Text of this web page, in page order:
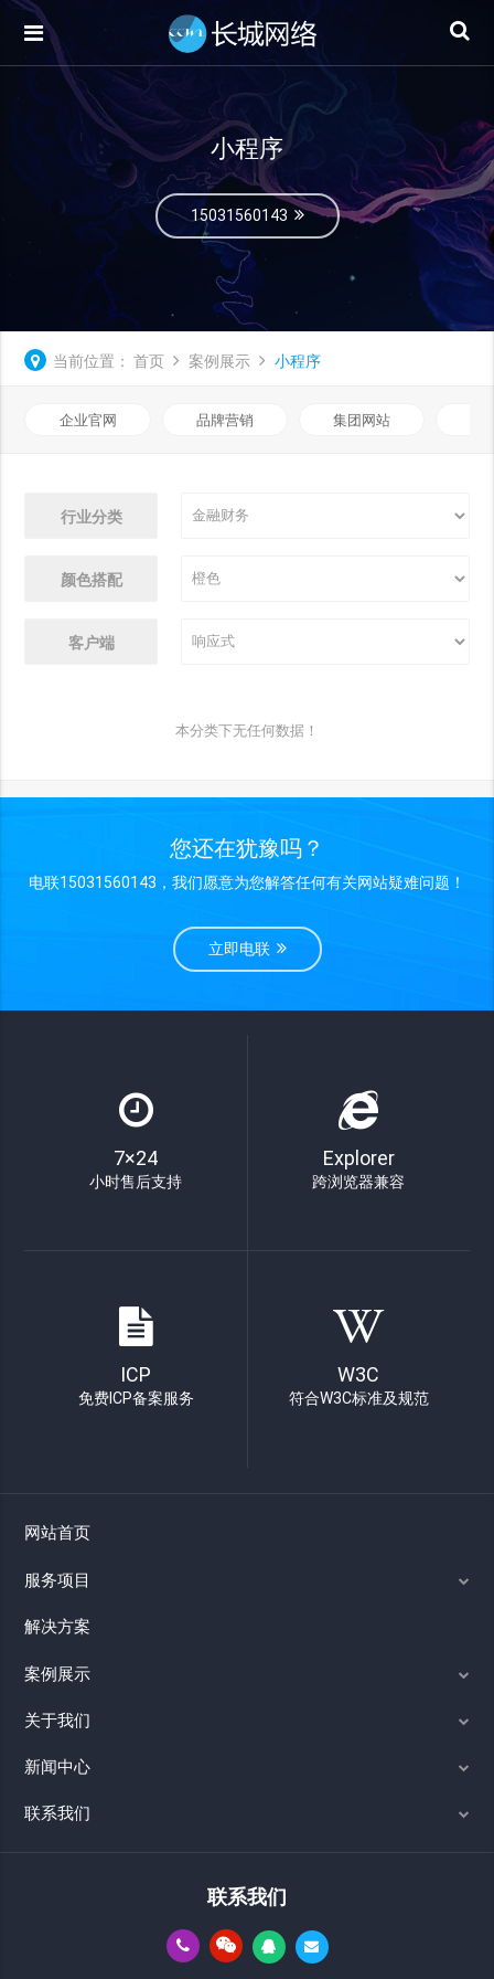
小程序
15031560143
当前位置： 首页 案例展示 小程序
企业官网 品牌营销 集团网站
行业分类
颜色搭配
客户端
本分类下无任何数据！
您还在犹豫吗？
电联15031560143，我们愿意为您解答任何有关网站疑难问题！
立即电联
7×24
小时售后支持
Explorer
跨浏览器兼容
ICP
免费ICP备案服务
W3C
符合W3C标准及规范
网站首页
服务项目
解决方案
案例展示
关于我们
新闻中心
联系我们
联系我们